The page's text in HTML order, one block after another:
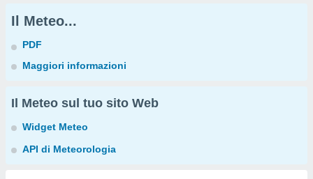
Il Meteo...
PDF
Maggiori informazioni
Il Meteo sul tuo sito Web
Widget Meteo
API di Meteorologia